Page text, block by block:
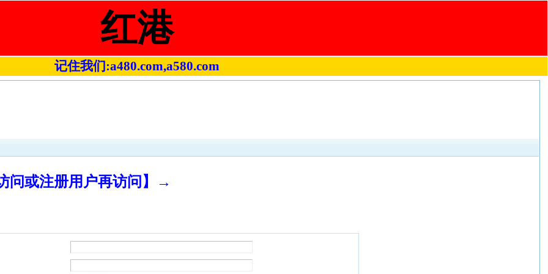
红港
记住我们:a480.com,a580.com
问或注册用户再访问】→